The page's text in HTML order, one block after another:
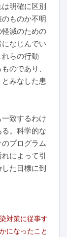
明確に区別
ものか不明
減のための
なじんでい
らの行動
のであり、
みなした患
致するわけ
。科学的な
プログラム
によって引
た目標に到
対策に従事す
になったこと